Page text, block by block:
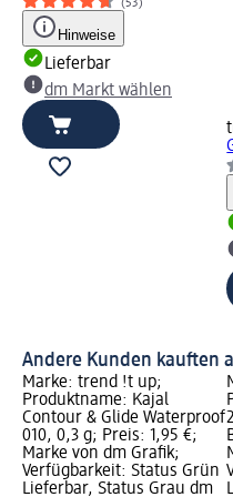
(53)
Hinweise
Lieferbar
dm Markt wählen
Andere Kunden kauften
Marke: trend !t up;
Produktname: Kajal
Contour & Glide Waterproof
010, 0,3 g; Preis: 1,95 €;
Marke von dm Grafik;
Verfügbarkeit: Status Grün
Lieferbar, Status Grau dm